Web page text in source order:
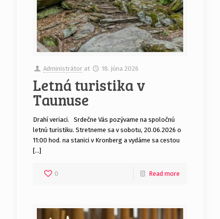
Administrátor at 18. júna 2026
Letná turistika v
Taunuse
Drahí veriaci. Srdečne Vás pozývame na spoločnú
letnú turistiku. Stretneme sa v sobotu, 20.06.2026 o
11:00 hod. na stanici v Kronberg a vydáme sa cestou
[…]
0 Read more